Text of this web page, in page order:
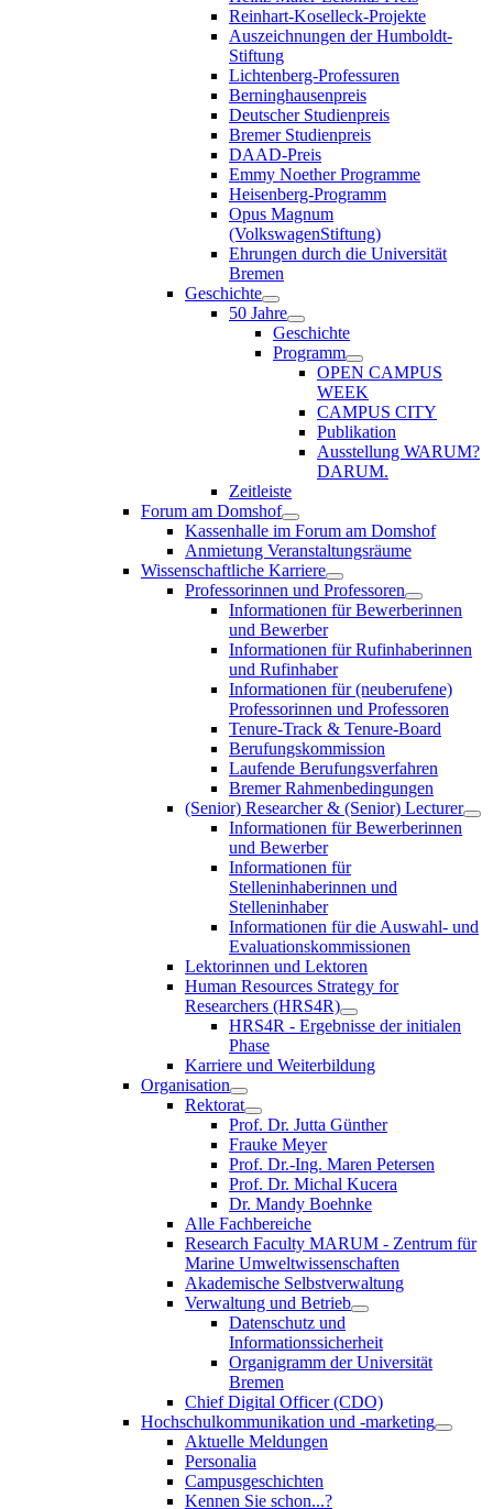
Reinhart-Koselleck-Projekte
Auszeichnungen der Humboldt-
Stiftung
Lichtenberg-Professuren
Berninghausenpreis
Deutscher Studienpreis
Bremer Studienpreis
DAAD-Preis
Emmy Noether Programme
Heisenberg-Programm
Opus Magnum
(VolkswagenStiftung)
Ehrungen durch die Universität
Bremen
Geschichte
50 Jahre
Geschichte
Programm
OPEN CAMPUS
WEEK
CAMPUS CITY
Publikation
Ausstellung WARUM?
DARUM.
Zeitleiste
Forum am Domshof
Kassenhalle im Forum am Domshof
Anmietung Veranstaltungsräume
Wissenschaftliche Karriere
Professorinnen und Professoren
Informationen für Bewerberinnen
und Bewerber
Informationen für Rufinhaberinnen
und Rufinhaber
Informationen für (neuberufene)
Professorinnen und Professoren
Tenure-Track & Tenure-Board
Berufungskommission
Laufende Berufungsverfahren
Bremer Rahmenbedingungen
(Senior) Researcher & (Senior) Lecturer
Informationen für Bewerberinnen
und Bewerber
Informationen für
Stelleninhaberinnen und
Stelleninhaber
Informationen für die Auswahl- und
Evaluationskommissionen
Lektorinnen und Lektoren
Human Resources Strategy for
Researchers (HRS4R)
HRS4R - Ergebnisse der initialen
Phase
Karriere und Weiterbildung
Organisation
Rektorat
Prof. Dr. Jutta Günther
Frauke Meyer
Prof. Dr.-Ing. Maren Petersen
Prof. Dr. Michal Kucera
Dr. Mandy Boehnke
Alle Fachbereiche
Research Faculty MARUM - Zentrum für
Marine Umweltwissenschaften
Akademische Selbstverwaltung
Verwaltung und Betrieb
Datenschutz und
Informationssicherheit
Organigramm der Universität
Bremen
Chief Digital Officer (CDO)
Hochschulkommunikation und -marketing
Aktuelle Meldungen
Personalia
Campusgeschichten
Kennen Sie schon...?